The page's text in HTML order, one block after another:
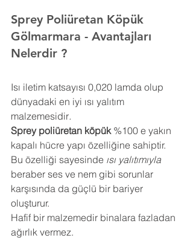
Sprey Poliüretan Köpük
Gölmarmara - Avantajları
Nelerdir ?
Isı iletim katsayısı 0,020 lamda olup
dünyadaki en iyi ısı yalıtım
malzemesidir.
Sprey poliüretan köpük %100 e yakın
kapalı hücre yapı özelliğine sahiptir.
Bu özelliği sayesinde ısı yalıtımıyla
beraber ses ve nem gibi sorunlar
karşısında da güçlü bir bariyer
oluşturur.
Hafif bir malzemedir binalara fazladan
ağırlık vermez.